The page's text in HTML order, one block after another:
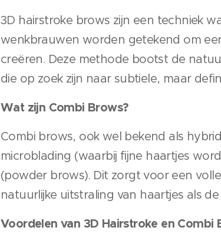
3D hairstroke brows zijn een techniek
wenkbrauwen worden getekend om
creëren. Deze methode bootst de
die op zoek zijn naar subtiele, maar
Wat zijn Combi Brows?
Combi brows, ook wel bekend als
microblading (waarbij fijne haartjes
(powder brows). Dit zorgt voor een
natuurlijke uitstraling van haartjes als
Voordelen van 3D Hairstroke en Combi